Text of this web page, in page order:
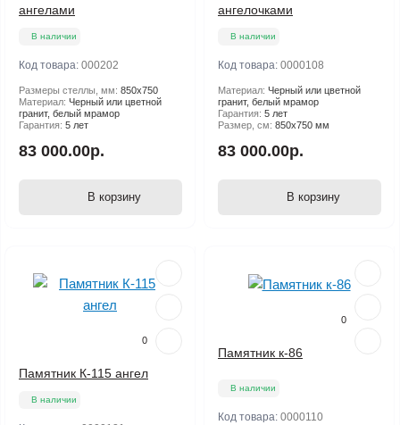
ангелами
В наличии
Код товара: 000202
Размеры стеллы, мм: 850х750
Материал: Черный или цветной
гранит, белый мрамор
Гарантия: 5 лет
83 000.00р.
В корзину
ангелочками
В наличии
Код товара: 0000108
Материал: Черный или цветной
гранит, белый мрамор
Гарантия: 5 лет
Размер, см: 850х750 мм
83 000.00р.
В корзину
0
Памятник К-115 ангел
В наличии
0
Памятник к-86
В наличии
Код товара: 0000110